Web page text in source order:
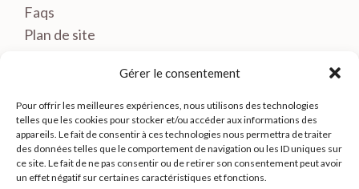
Gérer le consentement
Pour offrir les meilleures expériences, nous utilisons des technologies
telles que les cookies pour stocker et/ou accéder aux informations des
appareils. Le fait de consentir à ces technologies nous permettra de traiter
des données telles que le comportement de navigation ou les ID uniques sur
ce site. Le fait de ne pas consentir ou de retirer son consentement peut avoir
un effet négatif sur certaines caractéristiques et fonctions.
Faqs
Plan de site